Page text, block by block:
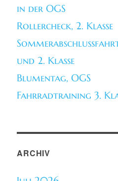
in der OGS
Rollercheck, 2. Klasse
und 2. Klasse
Blumentag, OGS
Fahrradtraining 3.
ARCHIV